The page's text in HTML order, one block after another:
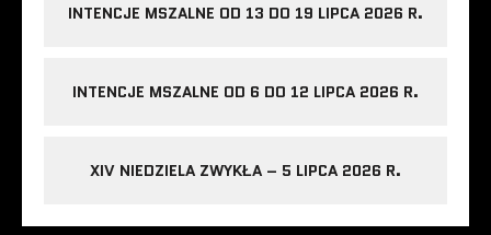
INTENCJE MSZALNE OD 13 DO 19 LIPCA 2026 R.
INTENCJE MSZALNE OD 6 DO 12 LIPCA 2026 R.
XIV NIEDZIELA ZWYKŁA – 5 LIPCA 2026 R.